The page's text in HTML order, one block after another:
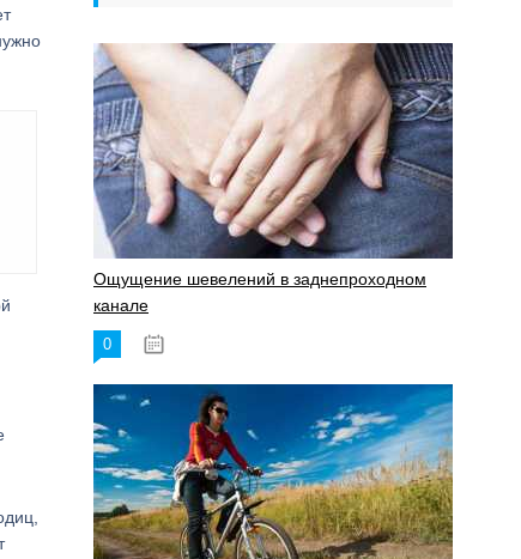
Ощущение шевелений в заднепроходном
канале
0